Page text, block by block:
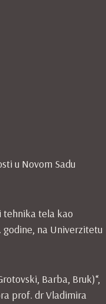
u Novom Sadu
tehnika tela kao
na Univerzitetu
Barba, Bruk)“,
prof. dr Vladimira